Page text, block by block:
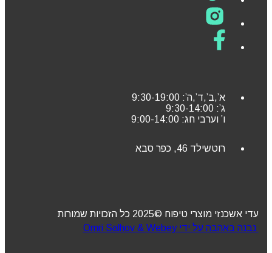
א’,ב’,ד’,ה’: 9:30-19:00
ג’: 9:30-14:00
ו’ וערבי חג: 9:00-14:00
רוטשילד 46, כפר סבא
עדי אשכנזי מוצרי טיפוח ©2025 כל הזכויות שמורות
נבנה באהבה על ידי Omri Salhov & Webey